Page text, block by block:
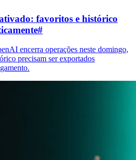
favoritos e histórico
#
encerra operações neste domingo,
precisam ser exportados